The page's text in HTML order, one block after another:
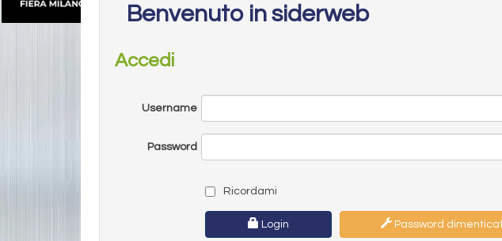
Benvenuto in siderweb
Accedi
Username
Password
Ricordami
Login Password